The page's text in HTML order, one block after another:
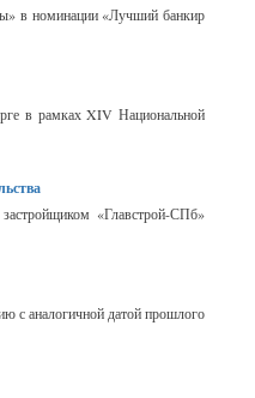
в номинации «Лучший банкир
в рамках XIV Национальной
«Главстрой-СПб»
с аналогичной датой прошлого